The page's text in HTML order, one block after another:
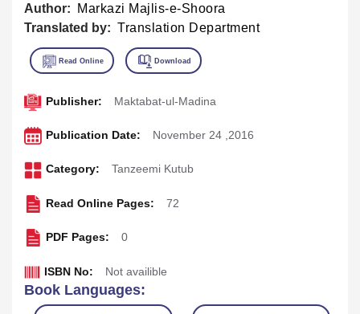
Author:
Markazi Majlis-e-Shoora
Translated by: Translation Department
Publisher: Maktabat-ul-Madina
Publication Date: November 24 ,2016
Category: Tanzeemi Kutub
Read Online Pages: 72
PDF Pages: 0
ISBN No: Not availible
Book Languages: